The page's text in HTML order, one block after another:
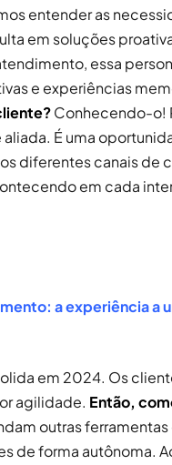
entender as
em soluções
essa
e experiências
Conhecendo-o!
É uma
diferentes canais de
em cada
a experiência a
em 2024. Os
agilidade. Então,
outras ferramentas
de forma autônoma.